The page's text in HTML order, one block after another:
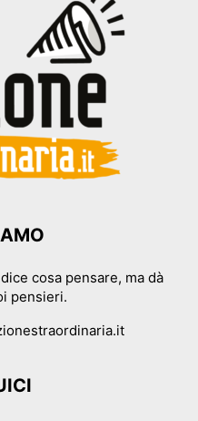
cosa pensare, ma dà
pensieri.